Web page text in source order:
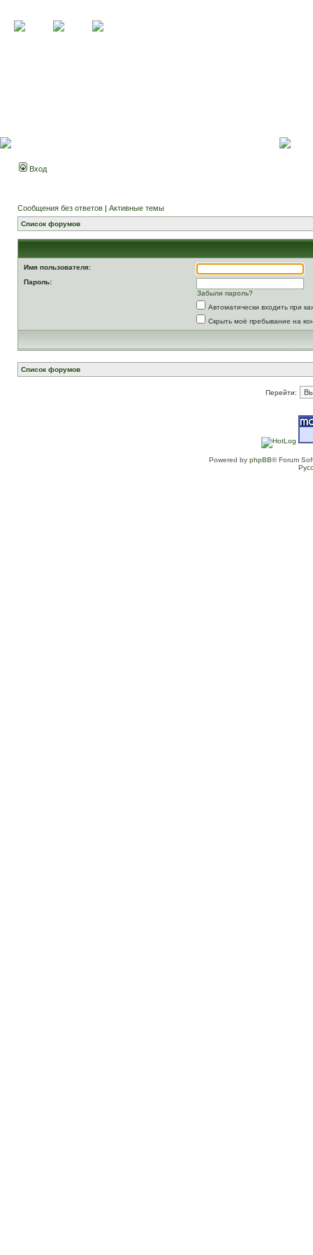
Вход
Сообщения без ответов | Активные темы
Список форумов
Имя пользователя:
Пароль:
Забыли пароль?
Автоматически входить при
Скрыть моё пребывание на
Список форумов
Перейти:
Powered by phpBB® Forum